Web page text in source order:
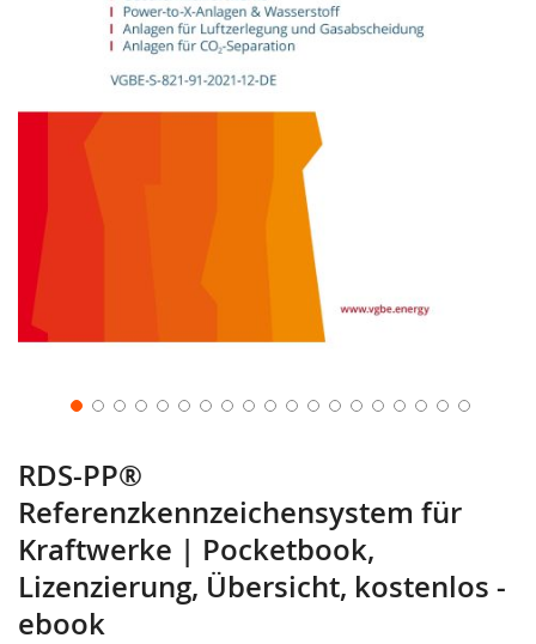
RDS-PP®
Referenzkennzeichensystem für
Kraftwerke | Pocketbook,
Lizenzierung, Übersicht, kostenlos -
ebook